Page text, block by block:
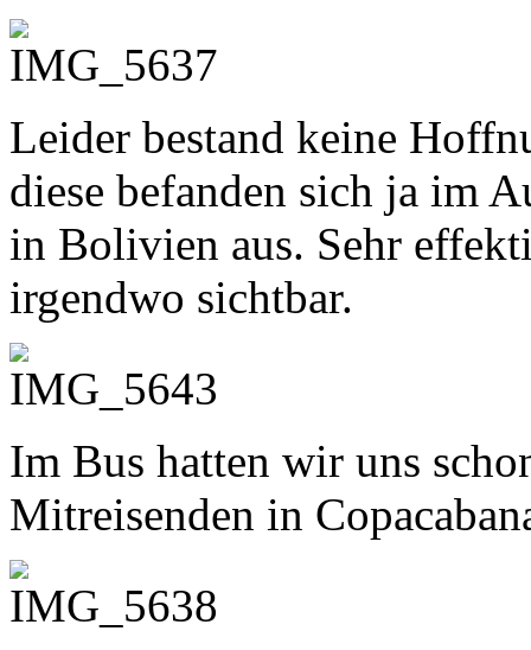
Leider bestand keine
diese befanden sich ja im
in Bolivien aus. Sehr
irgendwo sichtbar.
Im Bus hatten wir uns
Mitreisenden in